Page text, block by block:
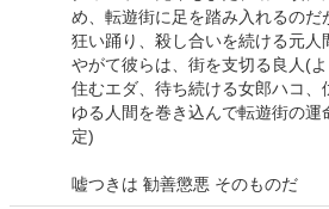
め、転遊街に足を踏み入れるのだ
狂い踊り、殺し合いを続ける元人
やがて彼らは、街を支切る良人(
住むエダ、待ち続ける女郎ハコ、
ゆる人間を巻き込んで転遊街の
定)
嘘つきは 勧善懲悪 そのものだ